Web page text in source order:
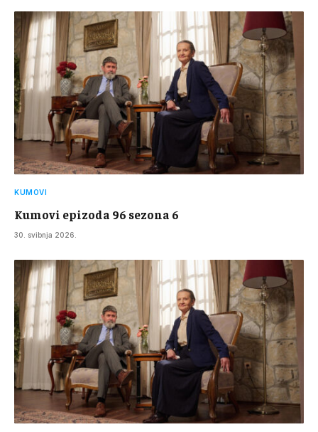
KUMOVI
Kumovi epizoda 96 sezona 6
30. svibnja 2026.